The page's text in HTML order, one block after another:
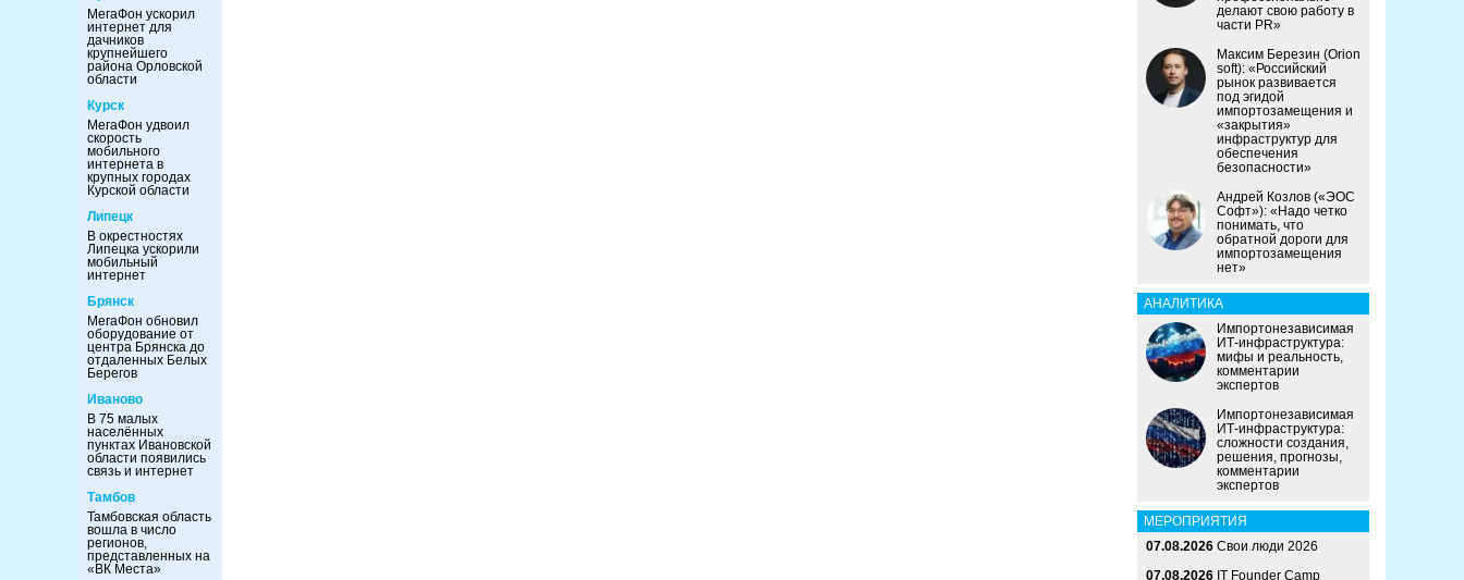
МегаФон ускорил
интернет для
дачников
крупнейшего
района Орловской
области
Курск
МегаФон удвоил
скорость
мобильного
интернета в
крупных городах
Курской области
Липецк
В окрестностях
Липецка ускорили
мобильный
интернет
Брянск
МегаФон обновил
оборудование от
центра Брянска до
отдаленных Белых
Берегов
Иваново
В 75 малых
населённых
пунктах Ивановской
области появились
связь и интернет
Тамбов
Тамбовская область
вошла в число
регионов,
представленных на
«ВК Места»
делают свою работу в
части PR»
Максим Березин (Orion
soft): «Российский
рынок развивается
под эгидой
импортозамещения и
«закрытия»
инфраструктур для
обеспечения
безопасности»
Андрей Козлов («ЭОС
Софт»): «Надо четко
понимать, что
обратной дороги для
импортозамещения
нет»
АНАЛИТИКА
Импортонезависимая
ИТ-инфраструктура:
мифы и реальность,
комментарии
экспертов
Импортонезависимая
ИТ-инфраструктура:
сложности создания,
решения, прогнозы,
комментарии
экспертов
МЕРОПРИЯТИЯ
07.08.2026 Свои люди 2026
07.08.2026 IT Founder Camp